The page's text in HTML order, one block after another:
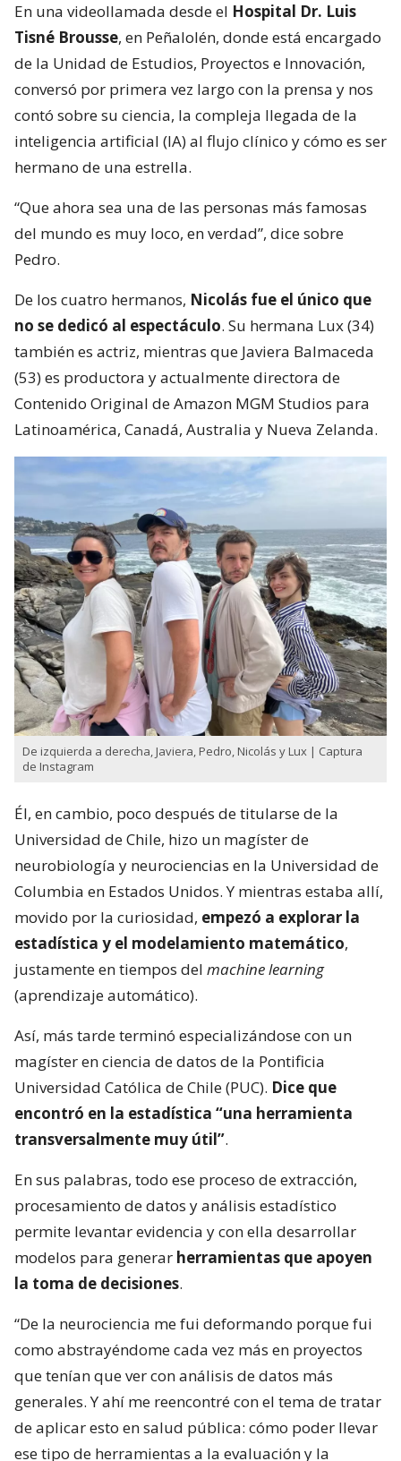
En una videollamada desde el Hospital Dr. Luis
Tisné Brousse, en Peñalolén, donde está encargado
de la Unidad de Estudios, Proyectos e Innovación,
conversó por primera vez largo con la prensa y nos
contó sobre su ciencia, la compleja llegada de la
inteligencia artificial (IA) al flujo clínico y cómo es ser
hermano de una estrella.
“Que ahora sea una de las personas más famosas
del mundo es muy loco, en verdad”, dice sobre
Pedro.
De los cuatro hermanos, Nicolás fue el único que
no se dedicó al espectáculo. Su hermana Lux (34)
también es actriz, mientras que Javiera Balmaceda
(53) es productora y actualmente directora de
Contenido Original de Amazon MGM Studios para
Latinoamérica, Canadá, Australia y Nueva Zelanda.
De izquierda a derecha, Javiera, Pedro, Nicolás y Lux | Captura
de Instagram
Él, en cambio, poco después de titularse de la
Universidad de Chile, hizo un magíster de
neurobiología y neurociencias en la Universidad de
Columbia en Estados Unidos. Y mientras estaba allí,
movido por la curiosidad, empezó a explorar la
estadística y el modelamiento matemático,
justamente en tiempos del machine learning
(aprendizaje automático).
Así, más tarde terminó especializándose con un
magíster en ciencia de datos de la Pontificia
Universidad Católica de Chile (PUC). Dice que
encontró en la estadística “una herramienta
transversalmente muy útil”.
En sus palabras, todo ese proceso de extracción,
procesamiento de datos y análisis estadístico
permite levantar evidencia y con ella desarrollar
modelos para generar herramientas que apoyen
la toma de decisiones.
“De la neurociencia me fui deformando porque fui
como abstrayéndome cada vez más en proyectos
que tenían que ver con análisis de datos más
generales. Y ahí me reencontré con el tema de tratar
de aplicar esto en salud pública: cómo poder llevar
ese tipo de herramientas a la evaluación y la